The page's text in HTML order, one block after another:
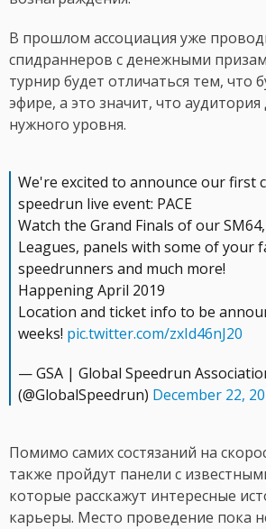
В прошлом ассоциация уже
спидраннеров с денежными
турнир будет отличаться тем, что
эфире, а это значит, что
нужного уровня.
We're excited to announce our first
speedrun live event: PACE
Watch the Grand Finals of our
Leagues, panels with some of your
speedrunners and much more!
Happening April 2019
Location and ticket info to be
weeks! pic.twitter.com/zxId46nJ20
— GSA | Global Speedrun
(@GlobalSpeedrun) December 22,
Помимо самих состязаний на
также пройдут панели с
которые расскажут интересные
карьеры. Место проведение пока